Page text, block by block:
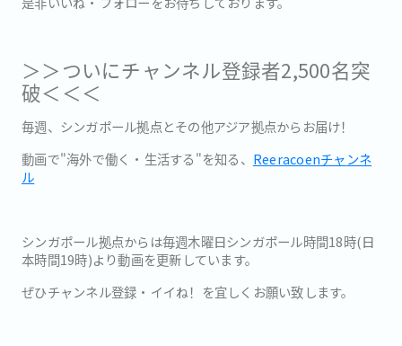
＞＞ついにチャンネル登録者2,500名突
破＜＜＜
毎週、シンガポール拠点とその他アジア拠点からお届け！
動画で"海外で働く・生活する"を知る、 Reeracoenチャンネ
ル
シンガポール拠点からは毎週木曜日シンガポール時間18時(日
本時間19時)より動画を更新しています。
ぜひチャンネル登録・イイね！を宜しくお願い致します。